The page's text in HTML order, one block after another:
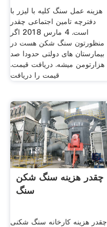
هزینه عمل سنگ کلیه با لیزر با
دفترچه تامین اجتماعی چقدر
است. 4 مارس 2018 اگر
منظورتون سنگ شکن هست در
بیمارستان های دولتی حدودا صد
هزارتومن میشه. دریافت قیمت.
قیمت را دریافت
چقدر هزینه سنگ شکن
سنگ
چقدر هزینه کارخانه سنگ شکنی